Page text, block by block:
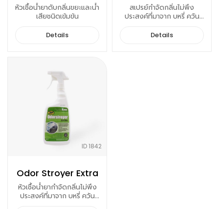
หัวเชื้อน้ำยาดับกลิ่นขยะและน้ำ
เสียชนิดเข้มข้น
Details
สเปรย์กำจัดกลิ่นไม่พึง
ประสงค์ที่มาจาก บุหรี่ ควัน
Details
ID 1842
Odor Stroyer Extra
หัวเชื้อน้ำยากำจัดกลิ่นไม่พึง
ประสงค์ที่มาจาก บุหรี่ ควัน